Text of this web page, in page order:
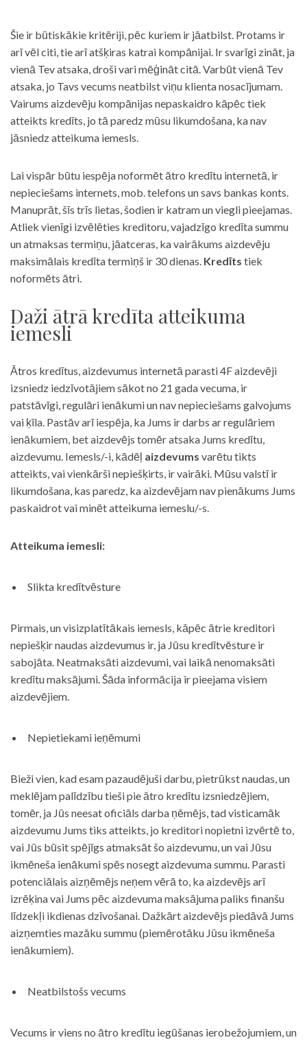
Šie ir būtiskākie kritēriji, pēc kuriem ir jāatbilst. Protams ir
arī vēl citi, tie arī atšķiras katrai kompānijai. Ir svarīgi zināt, ja
vienā Tev atsaka, droši vari mēģināt citā. Varbūt vienā Tev
atsaka, jo Tavs vecums neatbilst viņu klienta nosacījumam.
Vairums aizdevēju kompānijas nepaskaidro kāpēc tiek
atteikts kredīts, jo tā paredz mūsu likumdošana, ka nav
jāsniedz atteikuma iemesls.
Lai vispār būtu iespēja noformēt ātro kredītu internetā, ir
nepieciešams internets, mob. telefons un savs bankas konts.
Manuprāt, šīs trīs lietas, šodien ir katram un viegli pieejamas.
Atliek vienīgi izvēlēties kreditoru, vajadzīgo kredīta summu
un atmaksas termiņu, jāatceras, ka vairākums aizdevēju
maksimālais kredīta termiņš ir 30 dienas. Kredīts tiek
noformēts ātri.
Daži ātrā kredīta atteikuma
iemesli
Ātros kredītus, aizdevumus internetā parasti 4F aizdevēji
izsniedz iedzīvotājiem sākot no 21 gada vecuma, ir
patstāvīgi, regulāri ienākumi un nav nepieciešams galvojums
vai ķīla. Pastāv arī iespēja, ka Jums ir darbs ar regulāriem
ienākumiem, bet aizdevējs tomēr atsaka Jums kredītu,
aizdevumu. Iemesls/-i, kādēļ aizdevums varētu tikts
atteikts, vai vienkārši nepiešķirts, ir vairāki. Mūsu valstī ir
likumdošana, kas paredz, ka aizdevējam nav pienākums Jums
paskaidrot vai minēt atteikuma iemeslu/-s.
Atteikuma iemesli:
Slikta kredītvēsture
Pirmais, un visizplatītākais iemesls, kāpēc ātrie kreditori
nepiešķir naudas aizdevumus ir, ja Jūsu kredītvēsture ir
sabojāta. Neatmaksāti aizdevumi, vai laikā nenomaksāti
kredītu maksājumi. Šāda informācija ir pieejama visiem
aizdevējiem.
Nepietiekami ieņēmumi
Bieži vien, kad esam pazaudējuši darbu, pietrūkst naudas, un
meklējam palīdzību tieši pie ātro kredītu izsniedzējiem,
tomēr, ja Jūs neesat oficiāls darba ņēmējs, tad visticamāk
aizdevumu Jums tiks atteikts, jo kreditori nopietni izvērtē to,
vai Jūs būsit spējīgs atmaksāt šo aizdevumu, un vai Jūsu
ikmēneša ienākumi spēs nosegt aizdevuma summu. Parasti
potenciālais aizņēmējs neņem vērā to, ka aizdevējs arī
izrēķina vai Jums pēc aizdevuma maksājuma paliks finanšu
līdzekļi ikdienas dzīvošanai. Dažkārt aizdevējs piedāvā Jums
aizņemties mazāku summu (piemērotāku Jūsu ikmēneša
ienākumiem).
Neatbilstošs vecums
Vecums ir viens no ātro kredītu iegūšanas ierobežojumiem, un